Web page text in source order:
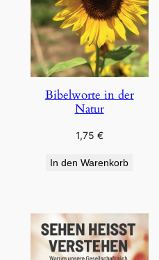
Bibelworte in der
Natur
1,75 €
In den Warenkorb